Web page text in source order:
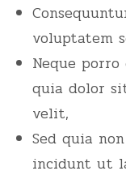
voluptatem
Neque
quia dolor
velit,
Sed quia
incidunt ut